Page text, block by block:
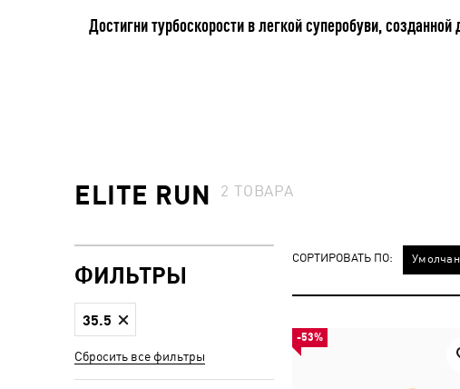
Достигни турбоскорости в легкой суперобуви,
ELITE RUN 2 ТОВАРА
СОРТИРОВАТЬ ПО:
-53%
ФИЛЬТРЫ
35.5
Сбросить все фильтры